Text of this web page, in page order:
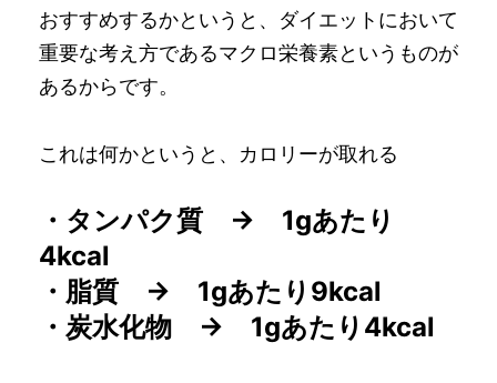
おすすめするかというと、ダイエットにおいて
重要な考え方であるマクロ栄養素というものが
あるからです。
これは何かというと、カロリーが取れる
・タンパク質 → 1gあたり
4kcal
・脂質 → 1gあたり9kcal
・炭水化物 → 1gあたり4kcal